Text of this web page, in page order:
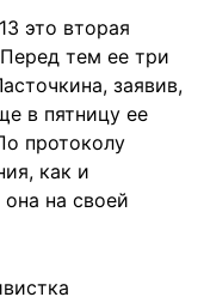
это вторая
тем ее три
заявив,
в пятницу ее
протоколу
как и
на своей